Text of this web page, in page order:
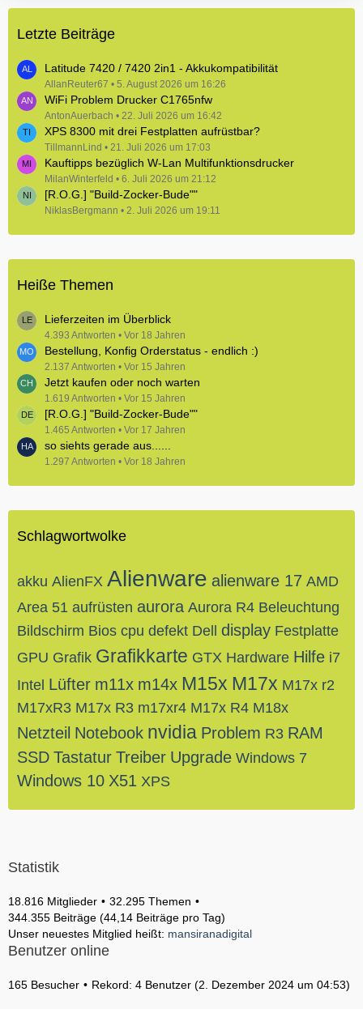
r
g
i
ä
g
e
e
e
i
t
r
ä
g
e
Letzte Beiträge
Latitude 7420 / 7420 2in1 - Akkukompatibilität
AllanReuter67 5. August 2026 um 16:26
WiFi Problem Drucker C1765nfw
AntonAuerbach 22. Juli 2026 um 16:42
XPS 8300 mit drei Festplatten aufrüstbar?
TillmannLind 21. Juli 2026 um 17:03
Kauftipps bezüglich W-Lan Multifunktionsdrucker
MilanWinterfeld 6. Juli 2026 um 21:12
[R.O.G.] "Build-Zocker-Bude""
NiklasBergmann 2. Juli 2026 um 19:11
Heiße Themen
Lieferzeiten im Überblick
4.393 Antworten Vor 18 Jahren
Bestellung, Konfig Orderstatus - endlich :)
2.137 Antworten Vor 15 Jahren
Jetzt kaufen oder noch warten
1.619 Antworten Vor 15 Jahren
[R.O.G.] "Build-Zocker-Bude""
1.465 Antworten Vor 17 Jahren
so siehts gerade aus......
1.297 Antworten Vor 18 Jahren
Schlagwortwolke
akku AlienFX Alienware alienware 17 AMD
Area 51 aufrüsten aurora Aurora R4 Beleuchtung
Bildschirm Bios cpu defekt Dell display Festplatte
GPU Grafik Grafikkarte GTX Hardware Hilfe i7
Intel Lüfter m11x m14x M15x M17x M17x r2
M17xR3 M17x R3 m17xr4 M17x R4 M18x
Netzteil Notebook nvidia Problem R3 RAM
SSD Tastatur Treiber Upgrade Windows 7
Windows 10 X51 XPS
Statistik
18.816 Mitglieder
32.295 Themen
344.355 Beiträge (44,14 Beiträge pro Tag)
Unser neuestes Mitglied heißt: mansiranadigital
Benutzer online
165 Besucher Rekord: 4 Benutzer (2. Dezember 2024 um 04:53)